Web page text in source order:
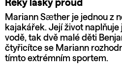
Řeky lásky proud
Mariann Sæther je jednou z
kajakářek. Její život naplňuje
vodě, tak dvě malé děti
čtyřicítce se Mariann
tímto extrémním sportem.